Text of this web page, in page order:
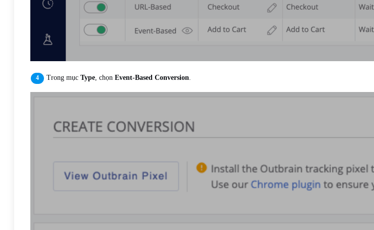
Trong mục Type , chọn Event-Based Conversion